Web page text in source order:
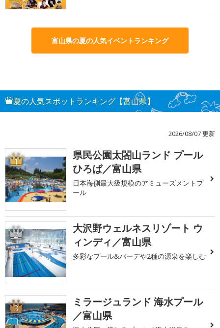
富山県の夏の人気イベントランキング
夏の人気スポットランキング【富山県】
2026/08/07 更新
1
県民公園太閤山ランド プール
ひろば／富山県
日本海側最大級規模のアミューズメントプ
ール
2
大沢野ウェルネスリゾート ウ
ィンディ／富山県
多彩なプール&バーデや2種の源泉を楽しむ
3
ミラージュランド 海水プール
／富山県